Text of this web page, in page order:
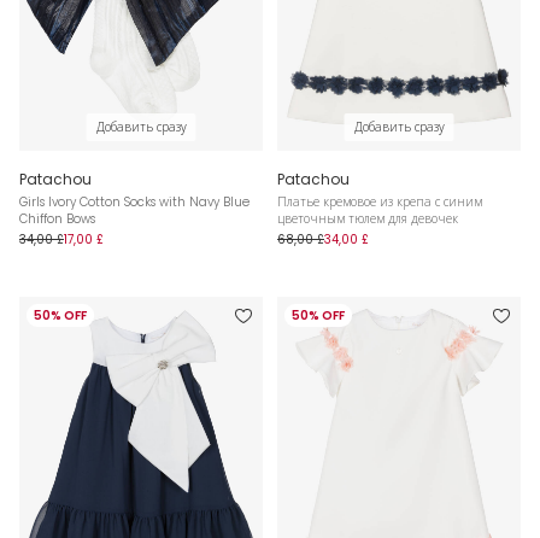
Добавить сразу
Patachou
Girls Ivory Cotton Socks with Navy Blue
Chiffon Bows
34,00 £17,00 £
Добавить сразу
Patachou
Платье кремовое из крепа с синим
цветочным тюлем для девочек
68,00 £34,00 £
50% OFF 50% OFF